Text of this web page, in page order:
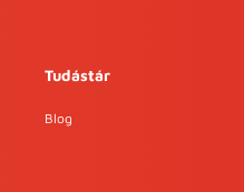
Tudástár
Blog